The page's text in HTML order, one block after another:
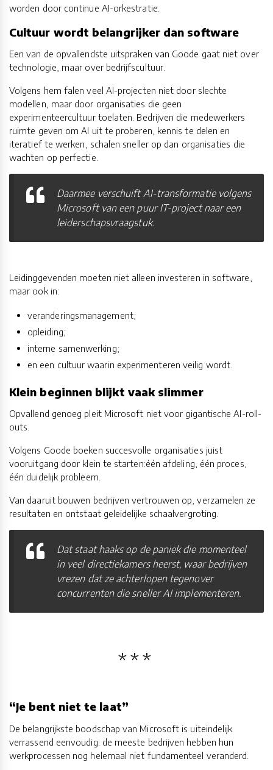
worden door continue AI-orkestratie.
Cultuur wordt belangrijker dan software
Een van de opvallendste uitspraken van Goode gaat niet over
technologie, maar over bedrijfscultuur.
Volgens hem falen veel AI-projecten niet door slechte
modellen, maar door organisaties die geen
experimenteercultuur toelaten. Bedrijven die medewerkers
ruimte geven om AI uit te proberen, kennis te delen en
iteratief te werken, schalen sneller op dan organisaties die
wachten op perfectie.
Daarmee verschuift AI-transformatie volgens
Microsoft van een puur IT-project naar een
leiderschapsvraagstuk.
Leidinggevenden moeten niet alleen investeren in software,
maar ook in:
veranderingsmanagement;
opleiding;
interne samenwerking;
en een cultuur waarin experimenteren veilig wordt.
Klein beginnen blijkt vaak slimmer
Opvallend genoeg pleit Microsoft niet voor gigantische AI-roll-
outs.
Volgens Goode boeken succesvolle organisaties juist
vooruitgang door klein te starten:één afdeling, één proces,
één duidelijk probleem.
Van daaruit bouwen bedrijven vertrouwen op, verzamelen ze
resultaten en ontstaat geleidelijke schaalvergroting.
Dat staat haaks op de paniek die momenteel
in veel directiekamers heerst, waar bedrijven
vrezen dat ze achterlopen tegenover
concurrenten die sneller AI implementeren.
“Je bent niet te laat”
De belangrijkste boodschap van Microsoft is uiteindelijk
verrassend eenvoudig: de meeste bedrijven hebben hun
werkprocessen nog helemaal niet fundamenteel veranderd.